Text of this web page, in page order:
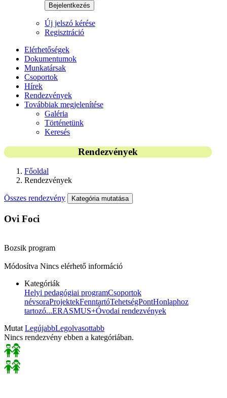
Bejelentkezés
Új jelszó kérése
Regisztráció
Elérhetőségek
Dokumentumok
Munkatársak
Csoportok
Hírek
Rendezvények
Továbbiak megjelenítése
Galéria
Történetünk
Keresés
Rendezvények
Főoldal
Rendezvények
Összes rendezvény Kategória mutatása
Ovi Foci
Bozsik program
Módosítva Nincs elérhető információ
Kategóriák
Helyi pedagógiai programCsoportok
névsoraProjektekFenntartóTehetségPontHonlaphoz
tartozó...ERASMUS+Óvodai rendezvények
Mutat LegújabbLegolvasottabb
Nincs rendezvény ebben a kategóriában.